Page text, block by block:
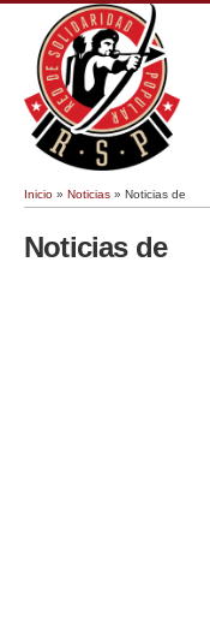
Se encuentra
Inicio » Noticias » Noticias de
Noticias de